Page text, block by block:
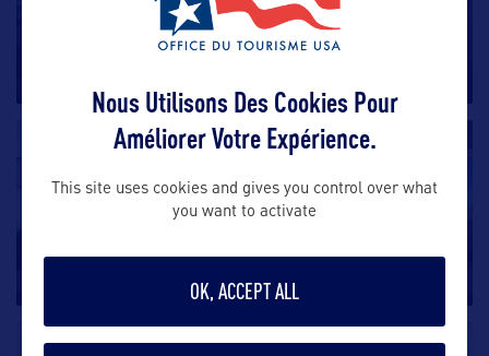
Approximativement à mi-chemin entre Minneapolis et
Mall of America
SHOPPING
Nous Utilisons Des Cookies Pour
Améliorer Votre Expérience.
This site uses cookies and gives you control over what
you want to activate
OK, ACCEPT ALL